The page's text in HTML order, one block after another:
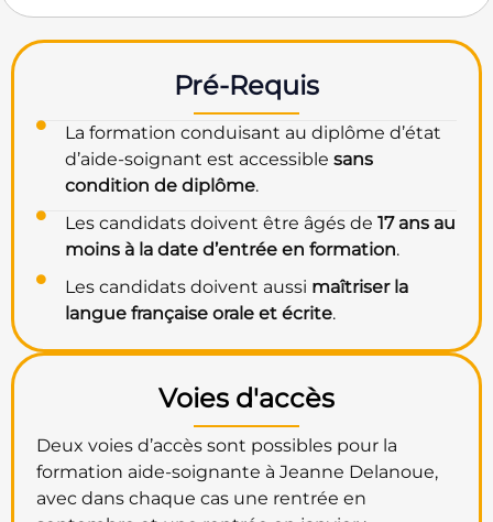
Pré-Requis
La formation conduisant au diplôme d’état
d’aide-soignant est accessiblesans
condition de diplôme.
Les candidats doivent être âgés de17 ans au
moins à la date d’entrée en formation.
Les candidats doivent aussi maîtriser la
langue française orale et écrite.
Voies d'accès
Deux voies d’accès sont possibles pour la
formation aide-soignante à Jeanne Delanoue,
avec dans chaque cas une rentrée en